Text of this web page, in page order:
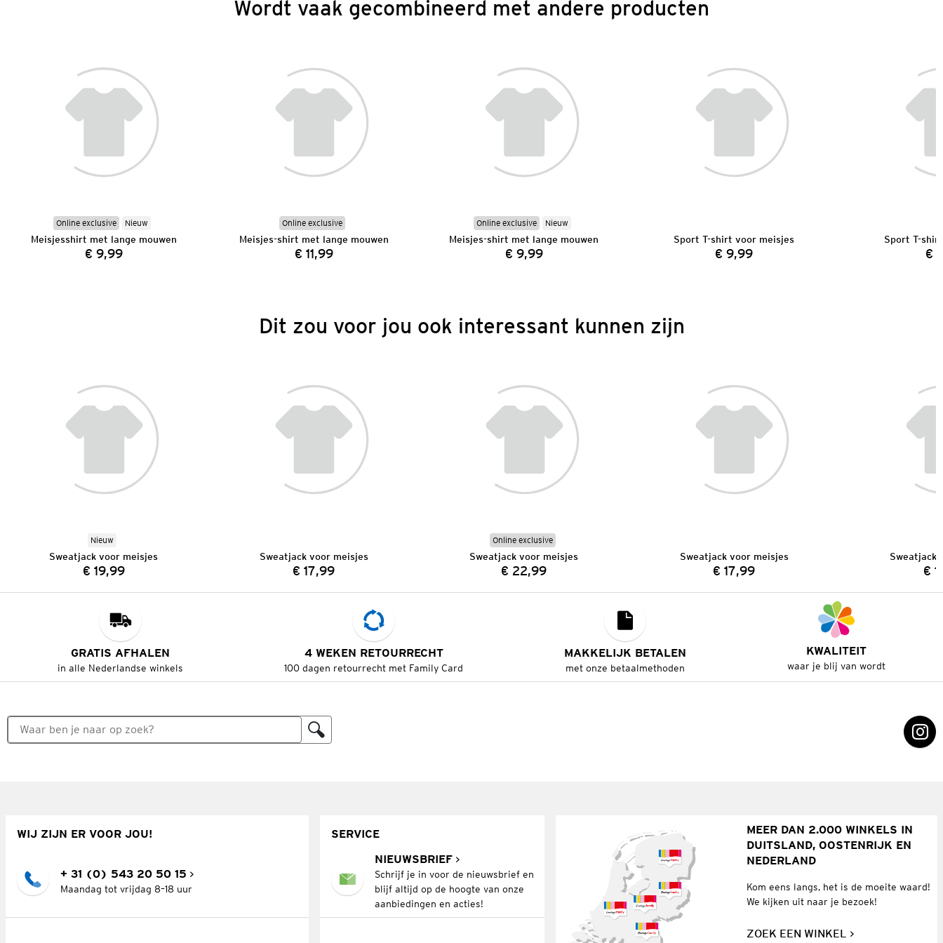
Wordt vaak gecombineerd met andere producten
Online exclusive Nieuw
Meisjesshirt met lange mouwen
Prijs:
€ 9,99
Online exclusive
Meisjes-shirt met lange mouwen
Prijs:
€ 11,99
Online exclusive Nieuw
Meisjes-shirt met lange mouwen
Prijs:
€ 9,99
Sport T-shirt voor meisjes
Prijs:
€ 9,99
Sport T-
€
Dit zou voor jou ook interessant kunnen zijn
Nieuw
Sweatjack voor meisjes
Prijs:
€ 19,99
Sweatjack voor meisjes
Prijs:
€ 17,99
Online exclusive
Sweatjack voor meisjes
Prijs:
€ 22,99
Sweatjack voor meisjes
Prijs:
€ 17,99
Sweatjack
€
GRATIS AFHALEN
in alle Nederlandse winkels
4 WEKEN RETOURRECHT
100 dagen retourrecht met Family Card
MAKKELIJK BETALEN
met onze betaalmethoden
KWALITEIT
waar je blij van wordt
WIJ ZIJN ER VOOR JOU!
+ 31 (0) 543 20 50 15
Maandag tot vrijdag 8–18 uur
SERVICE
NIEUWSBRIEF
Schrijf je in voor de nieuwsbrief en
blijf altijd op de hoogte van onze
aanbiedingen en acties!
MEER DAN 2.000 WINKELS IN
DUITSLAND, OOSTENRIJK EN
NEDERLAND
Kom eens langs, het is de moeite waard!
We kijken uit naar je bezoek!
ZOEK EEN WINKEL